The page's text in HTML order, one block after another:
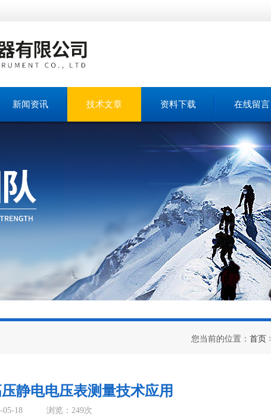
新闻资讯 技术文章 资料下载 在线留言
您当前的位置： 首页
静电电压表测量技术应用
05-18 浏览：249次